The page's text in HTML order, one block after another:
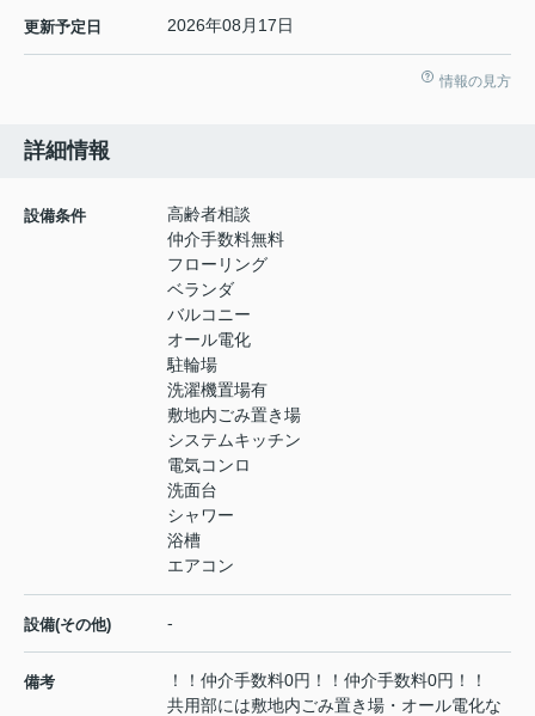
更新予定日 2026年08月17日
情報の見方
詳細情報
設備条件
高齢者相談
仲介手数料無料
フローリング
ベランダ
バルコニー
オール電化
駐輪場
洗濯機置場有
敷地内ごみ置き場
システムキッチン
電気コンロ
洗面台
シャワー
浴槽
エアコン
設備(その他) -
備考
！！仲介手数料0円！！仲介手数料0円！！
共用部には敷地内ごみ置き場・オール電化な